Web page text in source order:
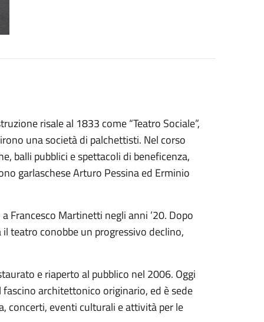
risale al 1833 come “Teatro Sociale”,
una società di palchettisti. Nel corso
balli pubblici e spettacoli di beneficenza,
garlaschese Arturo Pessina ed Erminio
Francesco Martinetti negli anni ’20. Dopo
teatro conobbe un progressivo declino,
e riaperto al pubblico nel 2006. Oggi
architettonico originario, ed è sede
concerti, eventi culturali e attività per le